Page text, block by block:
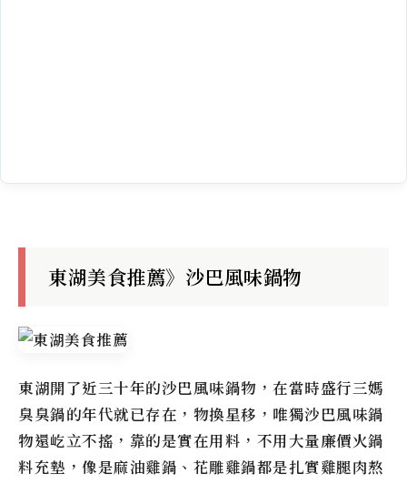
東湖美食推薦》沙巴風味鍋物
東湖開了近三十年的沙巴風味鍋物，在當時盛行三媽
臭臭鍋的年代就已存在，物換星移，唯獨沙巴風味鍋
物還屹立不搖，靠的是實在用料，不用大量廉價火鍋
料充墊，像是麻油雞鍋、花雕雞鍋都是扎實雞腿肉熬